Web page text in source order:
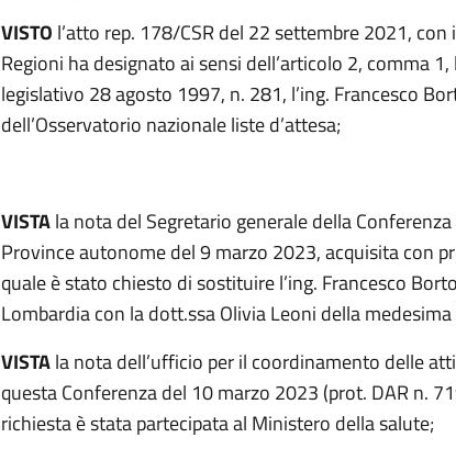
VISTO l’atto rep. 178/CSR del 22 settembre 2021,
Regioni ha designato ai sensi dell’articolo 2, comma
legislativo 28 agosto 1997, n. 281, l’ing. Francesco
dell’Osservatorio nazionale liste d’attesa;
VISTAla nota del Segretario generale della
Province autonome del 9 marzo 2023, acquisita con
quale è stato chiesto di sostituire l’ing. Francesco
Lombardia con la dott.ssa Olivia Leoni della medesima
VISTAla nota dell’ufficio per il coordinamento delle
questa Conferenza del 10 marzo 2023 (prot. DAR n.
richiesta è stata partecipata al Ministero della salute;